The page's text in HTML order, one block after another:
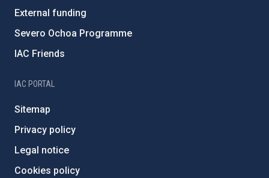
External funding
Severo Ochoa Programme
IAC Friends
IAC PORTAL
Sitemap
Privacy policy
Legal notice
Cookies policy